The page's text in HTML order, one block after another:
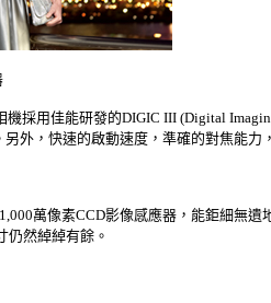
機採用佳能研發的DIGIC III (Digital
外，快速的啟動速度，準確的對焦能
萬像素CCD影像感應器，能鉅細無
仍然綽綽有餘。